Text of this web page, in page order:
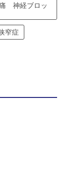
神経ブロッ
窄症